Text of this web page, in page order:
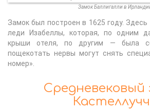
Замок Баллигалли в
Замок был построен в 1625 году.
леди Изабеллы, которая, по одним
крыши отеля, по другим — была
пощекотать нервы могут снять
номер».
Средневековый